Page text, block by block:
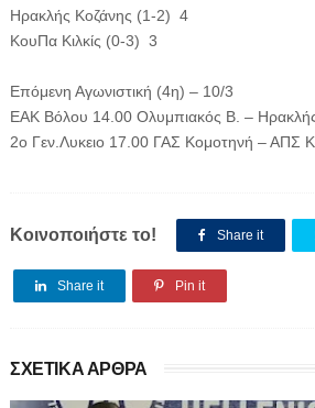
Ηρακλής Κοζάνης (1-2) 4
ΚουΠα Κιλκίς (0-3) 3
Επόμενη Αγωνιστική (4η) – 10/3
ΕΑΚ Βόλου 14.00 Ολυμπιακός Β. –
2ο Γεν.Λυκειο 17.00 ΓΑΣ Κομοτηνή – ΑΠΣ
Κοινοποιήστε το! Share it
Share it Pin it
ΣΧΕΤΙΚΑ ΑΡΘΡΑ